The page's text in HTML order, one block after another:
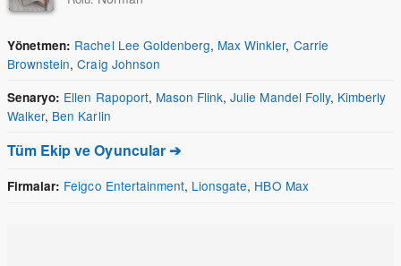
Yönetmen: Rachel Lee Goldenberg, Max Winkler, Carrie
Brownstein,Craig Johnson
Senaryo: Ellen Rapoport, Mason Flink,Julie Mandel Folly, Kimberly
Walker, Ben Karlin
Tüm Ekip ve Oyuncular ➔
Firmalar: Feigco Entertainment, Lionsgate, HBO Max